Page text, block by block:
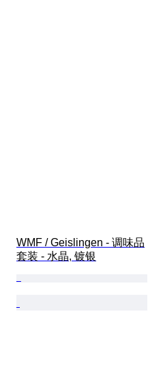
WMF / Geislingen - 调味品
套装 - 水晶, 镀银